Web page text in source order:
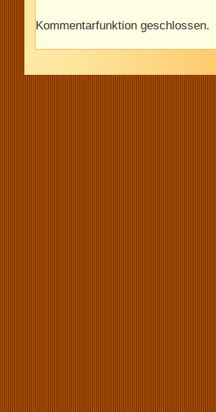
Kommentarfunktion geschlossen.